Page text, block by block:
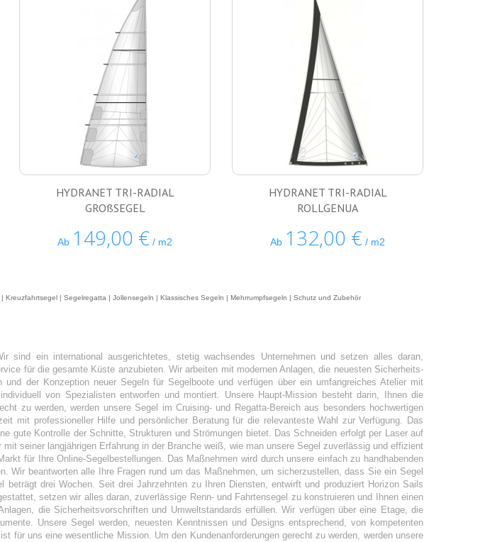
HYDRANET TRI-RADIAL
GROßSEGEL
Ab 149,00 € / m2
HYDRANET TRI-RADIAL
ROLLGENUA
Ab 132,00 € / m2
| Segelregatta | Jollensegeln | Klassisches Segeln | Mehrrumpfsegeln | Schutz und Zubehör
ein international ausgerichtetes, stetig wachsendes Unternehmen und setzen alles daran,
für die gesamte Küste anzubieten. Wir arbeiten mit modernen Anlagen, die neuesten Sicherheits-
der Konzeption neuer Segeln für Segelboote und verfügen über ein umfangreiches Atelier mit
von Spezialisten entworfen und montiert. Unsere Haupt-Mission besteht darin, Ihnen die
zu werden, werden unsere Segel im Cruising- und Regatta-Bereich aus besonders hochwertigen
mit professioneller Hilfe und persönlicher Beratung für die relevanteste Wahl zur Verfügung. Das
gute Kontrolle der Schnitte, Strukturen und Strömungen bietet. Das Schneiden erfolgt per Laser auf
seiner langjährigen Erfahrung in der Branche weiß, wie man unsere Segel zuverlässig und effizient
für Ihre Online-Segelbestellungen. Das Maßnehmen wird durch unsere einfach zu handhabenden
beantworten alle Ihre Fragen rund um das Maßnehmen, um sicherzustellen, dass Sie ein Segel
drei Wochen. Seit drei Jahrzehnten zu Ihren Diensten, entwirft und produziert Horizon Sails
setzen wir alles daran, zuverlässige Renn- und Fahrtensegel zu konstruieren und Ihnen einen
die Sicherheitsvorschriften und Umweltstandards erfüllen. Wir verfügen über eine Etage, die
Unsere Segel werden, neuesten Kenntnissen und Designs entsprechend, von kompetenten
für uns eine wesentliche Mission. Um den Kundenanforderungen gerecht zu werden, werden unsere